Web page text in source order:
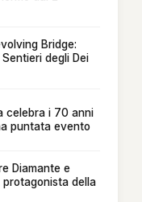
Bridge:
degli Dei
celebra i 70 anni
puntata evento
Diamante e
protagonista della